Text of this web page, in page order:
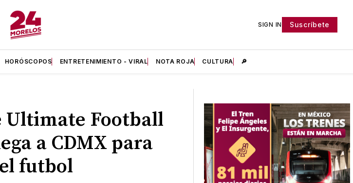
SIGN IN Suscríbete
HORÓSCOPOS ENTRETENIMIENTO - VIRAL NOTA ROJA CULTURA 🔎
Ultimate Football
a CDMX para
futbol